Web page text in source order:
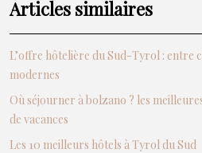
Articles similaires
L’offre hôtelière du Sud-Tyrol : entre
modernes
Où séjourner à bolzano ? les
de vacances
Les 10 meilleurs hôtels à Tyrol du Sud